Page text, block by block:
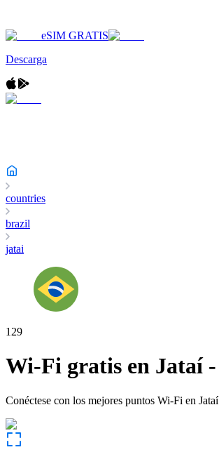
eSIM GRATIS
Descarga
countries
brazil
jatai
129
Wi-Fi gratis en Jataí-
Conéctese con los mejores puntos Wi-Fi en Jataí